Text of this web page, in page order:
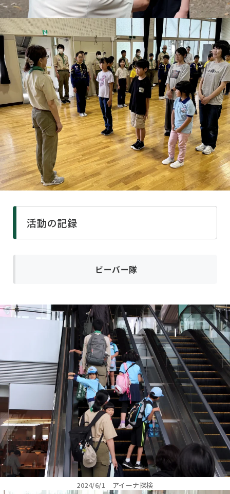
活動の記録
ビーバー隊
2024/6/1 アイーナ探検